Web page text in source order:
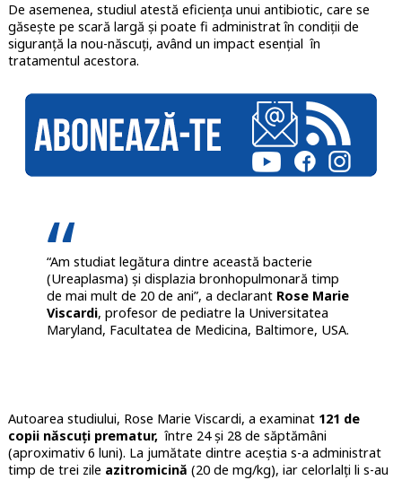
De asemenea, studiul atestă eficiența unui antibiotic, care se
găsește pe scară largă și poate fi administrat în condiții de
siguranță la nou-născuți, având un impact esențial în
tratamentul acestora.
“Am studiat legătura dintre această bacterie
(Ureaplasma) și displazia bronhopulmonară timp
de mai mult de 20 de ani”, a declarant Rose Marie
Viscardi, profesor de pediatre la Universitatea
Maryland, Facultatea de Medicina, Baltimore, USA.
Autoarea studiului, Rose Marie Viscardi, a examinat 121 de
copii născuți prematur,între 24 și 28 de săptămâni
(aproximativ 6 luni). La jumătate dintre aceștia s-a administrat
timp de trei zile azitromicină (20 de mg/kg), iar celorlalți li s-au